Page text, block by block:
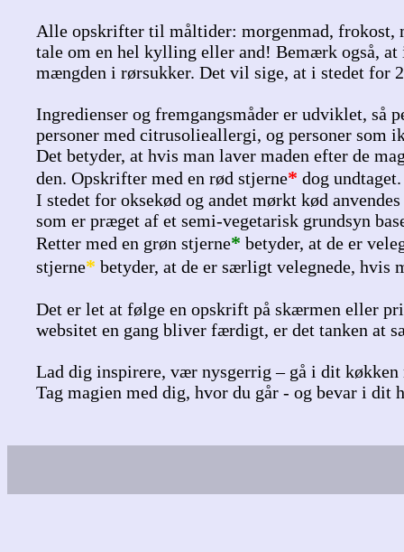
Alle opskrifter til måltider: morgenmad, frokost,
tale om en hel kylling eller and! Bemærk også, at
mængden i rørsukker. Det vil sige, at i stedet for
Ingredienser og fremgangsmåder er udviklet, så
personer med citrusolieallergi, og personer som
Det betyder, at hvis man laver maden efter de
den. Opskrifter med en rød stjerne* dog undtaget.
I stedet for oksekød og andet mørkt kød
som er præget af et semi-vegetarisk grundsyn
Retter med en grøn stjerne* betyder, at de er
stjerne* betyder, at de er særligt velegnede, hvis
Det er let at følge en opskrift på skærmen eller
websitet en gang bliver færdigt, er det tanken at
Lad dig inspirere, vær nysgerrig – gå i dit
Tag magien med dig, hvor du går - og bevar i dit